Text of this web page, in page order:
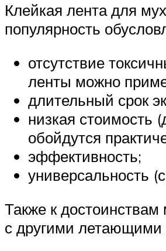
Клейкая лента для
популярность
отсутствие
ленты можно
длительный срок
низкая стоимость
обойдутся
эффективность;
универсальность
Также к
с другими